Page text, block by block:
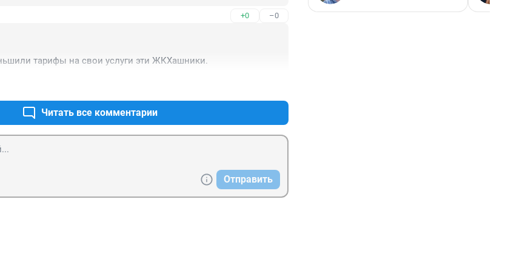
покупать билеты и надобность в кондукторах отпала.
но плачу по счетам. А цены - это другой вопрос.
+0 –0
тарифы на свои услуги эти ЖКХашники.
Читать все комментарии
Отправить